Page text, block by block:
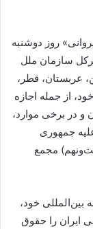
روز دوشنبه
سازمان ملل
عربستان، قطر،
از جمله اجازه
و در برخی موارد،
جمهوری
۳۳۱۴ (دوره بیست‌ونهم) مجمع
بین‌المللی خود،
ایران را حقوق